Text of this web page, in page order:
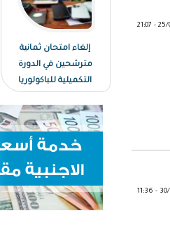
إلغاء امتحان ثمانية
مترشحين في الدورة
التكميلية للباكولوريا